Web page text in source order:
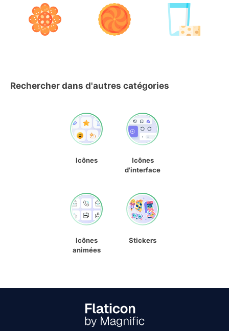
Rechercher dans d'autres catégories
Icônes
Icônes
d'interface
Icônes
animées
Stickers